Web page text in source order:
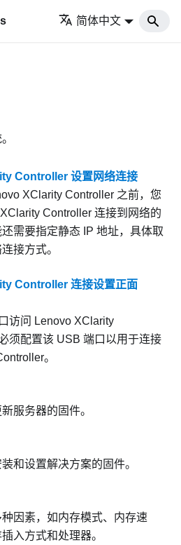
简体中文
Controller 设置网络连接
XClarity Controller 之前，您
Controller 连接到网络的
需要指定静态 IP 地址，具体取
接方式。
Controller 连接设置正面
访问 Lenovo XClarity
须配置该 USB 端口以用于连接
。
服务器的固件。
和设置解决方案的固件。
因素，如内存模式、内存速
入方式和处理器。